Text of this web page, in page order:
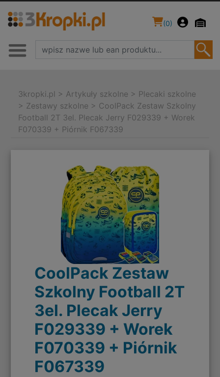
(0)
3kropki.pl > Artykuły szkolne > Plecaki szkolne
> Zestawy szkolne > CoolPack Zestaw Szkolny
Football 2T 3el. Plecak Jerry F029339 + Worek
F070339 + Piórnik F067339
CoolPack Zestaw
Szkolny Football 2T
3el. Plecak Jerry
F029339 + Worek
F070339 + Piórnik
F067339